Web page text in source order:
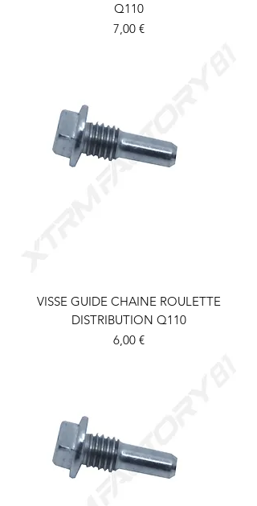
Q110
Prix
7,00 €
VISSE GUIDE CHAINE ROULETTE
DISTRIBUTION Q110
Prix
6,00 €